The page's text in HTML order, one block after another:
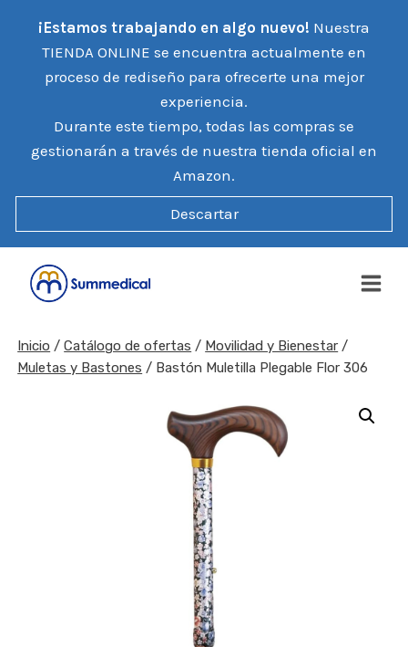
contenido
¡Estamos trabajando en algo nuevo! Nuestra
TIENDA ONLINE se encuentra actualmente en
proceso de rediseño para ofrecerte una mejor
experiencia.
Durante este tiempo, todas las compras se
gestionarán a través de nuestra tienda oficial en
Amazon.
Descartar
Inicio / Catálogo de ofertas / Movilidad y Bienestar /
Muletas y Bastones / Bastón Muletilla Plegable Flor 306